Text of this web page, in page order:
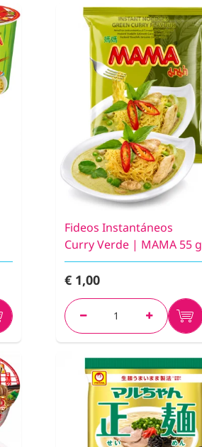
Fideos Instantáneos
Curry Verde | MAMA 55 g
€ 1,00